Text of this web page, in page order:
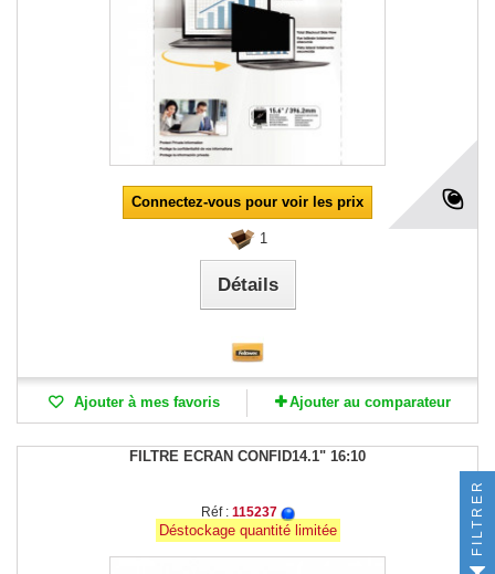
Connectez-vous pour voir les prix
1
Détails
Ajouter à mes favoris Ajouter au comparateur
FILTRE ECRAN CONFID14.1" 16:10
Réf : 115237
Déstockage quantité limitée FILTRER